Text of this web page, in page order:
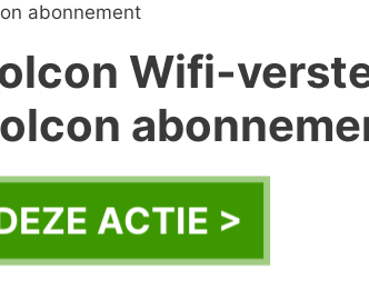
abonnement
Wifi-
ACTIE >